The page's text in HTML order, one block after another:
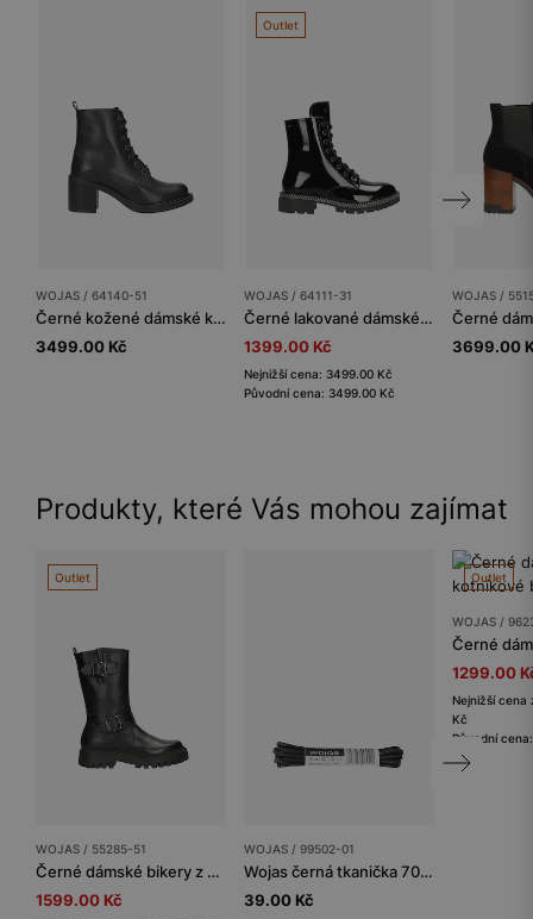
WOJAS / 64140-51
Černé kožené dámské kotníčkové boty na podpatku
3499.00 Kč
Outlet
WOJAS / 64111-31
Černé lakované dámské kotníkové boty s ozdobenou podrážkou
1399.00 Kč
Nejnižší cena: 3499.00 Kč
Původní cena: 3499.00 Kč
WOJAS /
3699.00
Produkty, které Vás mohou zajímat
Outlet
WOJAS / 55285-51
Černé dámské bikery z hladké kůže
1599.00 Kč
WOJAS / 99502-01
Wojas černá tkanička 70 cm
39.00 Kč
Outlet
WOJAS /
1299.00
Nejnižší cena
Kč
Původní